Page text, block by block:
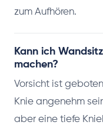
zum Aufhören.
Kann ich
machen?
Vorsicht ist
Knie angenehm
aber eine tiefe